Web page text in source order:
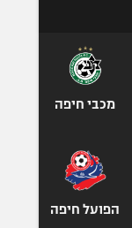
מכבי חיפה
הפועל חיפה